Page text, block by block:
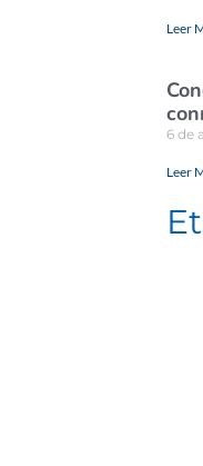
Leer
6 de
Leer